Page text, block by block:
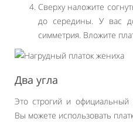
Сверху наложите
до середины. У вас
симметрия. Вложите
Два угла
Это строгий и официальный
Вы можете использовать